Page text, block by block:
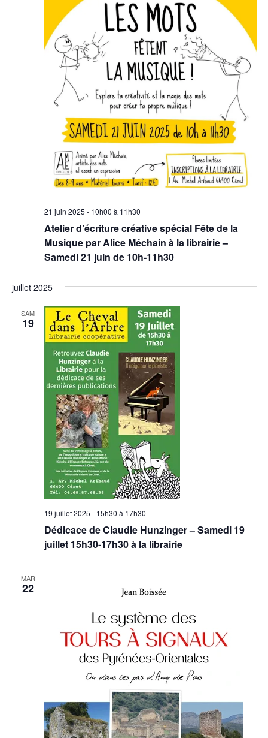
Atelier d’écriture créative spécial Fête de la
Musique par Alice Méchain à la librairie –
Samedi 21 juin de 10h-11h30
21 juin 2025 - 10h00 à 11h30
juillet 2025
SAM
19
Dédicace de Claudie Hunzinger – Samedi 19
juillet 15h30-17h30 à la librairie
19 juillet 2025 - 15h30 à 17h30
MAR
22